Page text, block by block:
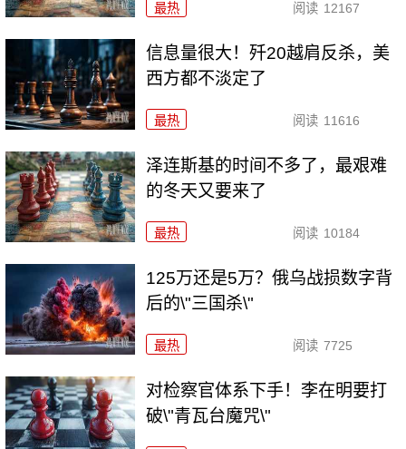
最热 阅读 12167
信息量很大！歼20越肩反杀，美
西方都不淡定了
最热 阅读 11616
泽连斯基的时间不多了，最艰难
的冬天又要来了
最热 阅读 10184
125万还是5万？俄乌战损数字背
后的\"三国杀\"
最热 阅读 7725
对检察官体系下手！李在明要打
破\"青瓦台魔咒\"